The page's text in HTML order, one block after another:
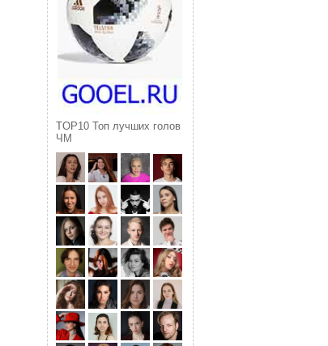
TOP10 Топ лучших голов
ЧМ